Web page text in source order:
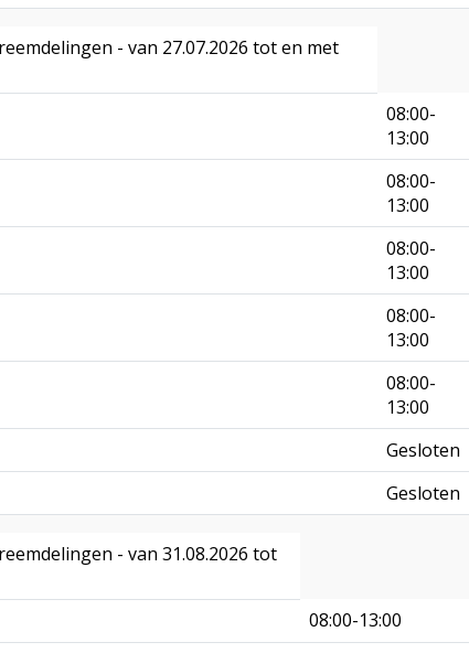
- van 27.07.2026 tot en met
08:00-
13:00
08:00-
13:00
08:00-
13:00
08:00-
13:00
08:00-
13:00
Gesloten
Gesloten
- van 31.08.2026 tot
08:00-13:00